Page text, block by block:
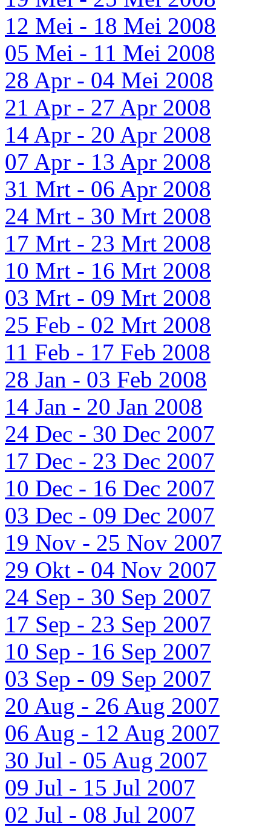
12 Mei - 18 Mei 2008
05 Mei - 11 Mei 2008
28 Apr - 04 Mei 2008
21 Apr - 27 Apr 2008
14 Apr - 20 Apr 2008
07 Apr - 13 Apr 2008
31 Mrt - 06 Apr 2008
24 Mrt - 30 Mrt 2008
17 Mrt - 23 Mrt 2008
10 Mrt - 16 Mrt 2008
03 Mrt - 09 Mrt 2008
25 Feb - 02 Mrt 2008
11 Feb - 17 Feb 2008
28 Jan - 03 Feb 2008
14 Jan - 20 Jan 2008
24 Dec - 30 Dec 2007
17 Dec - 23 Dec 2007
10 Dec - 16 Dec 2007
03 Dec - 09 Dec 2007
19 Nov - 25 Nov 2007
29 Okt - 04 Nov 2007
24 Sep - 30 Sep 2007
17 Sep - 23 Sep 2007
10 Sep - 16 Sep 2007
03 Sep - 09 Sep 2007
20 Aug - 26 Aug 2007
06 Aug - 12 Aug 2007
30 Jul - 05 Aug 2007
09 Jul - 15 Jul 2007
02 Jul - 08 Jul 2007